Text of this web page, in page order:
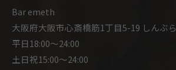
Bar emeth
大阪府大阪市心斎橋筋1丁目5-19 しんぶ
平日18:00〜24:00
土日祝15:00〜24:00